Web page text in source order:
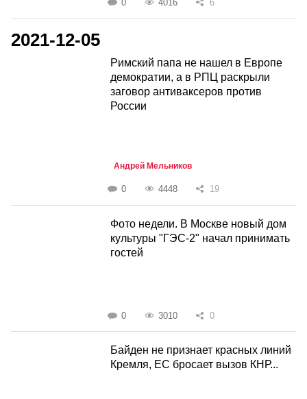
0 4016 6
2021-12-05
Римский папа не нашел в Европе
демократии, а в РПЦ раскрыли
заговор антиваксеров против
России
Андрей Мельников
0 4448 19
Фото недели. В Москве новый дом
культуры "ГЭС-2" начал принимать
гостей
0 3010 0
Байден не признает красных линий
Кремля, ЕС бросает вызов КНР...